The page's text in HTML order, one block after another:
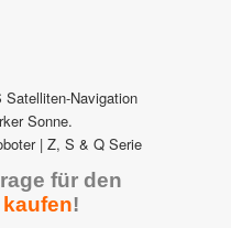
Navigation
Sonne.
| Z, S & Q Serie
für den
kaufen!